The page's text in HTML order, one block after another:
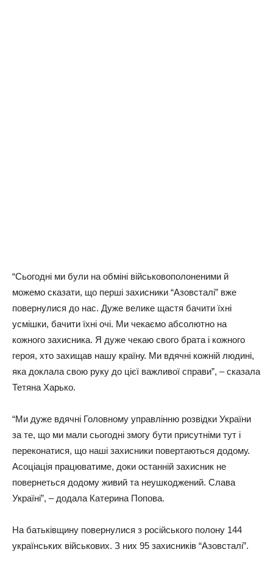
“Сьогодні ми були на обміні військовополоненими й
можемо сказати, що перші захисники “Азовсталі” вже
повернулися до нас. Дуже велике щастя бачити їхні
усмішки, бачити їхні очі. Ми чекаємо абсолютно на
кожного захисника. Я дуже чекаю свого брата і кожного
героя, хто захищав нашу країну. Ми вдячні кожній людині,
яка доклала свою руку до цієї важливої справи”, – сказала
Тетяна Харько.
“Ми дуже вдячні Головному управлінню розвідки України
за те, що ми мали сьогодні змогу бути присутніми тут і
переконатися, що наші захисники повертаються додому.
Асоціація працюватиме, доки останній захисник не
повернеться додому живий та неушкоджений. Слава
Україні”, – додала Катерина Попова.
На батьківщину повернулися з російського полону 144
українських військових. З них 95 захисників “Азовсталі”.